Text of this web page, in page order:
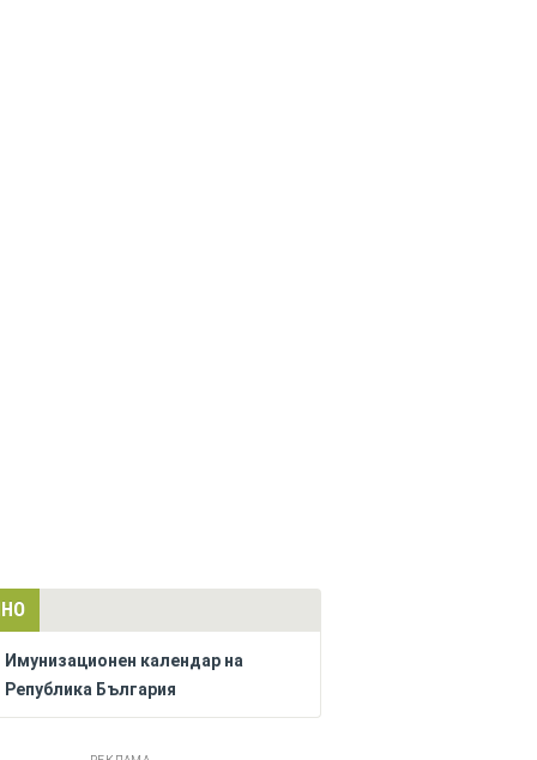
Имунизационен календар на
Република България